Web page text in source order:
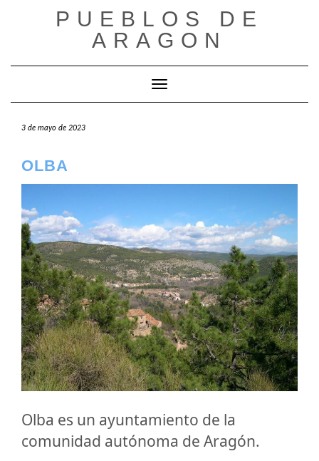
PUEBLOS DE
ARAGON
Cambiar modo de navegación
3 de mayo de 2023
OLBA
Olba es un ayuntamiento de la
comunidad autónoma de Aragón.